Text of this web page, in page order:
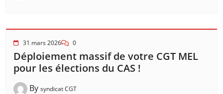
31 mars 2026 0
Déploiement massif de votre CGT MEL
pour les élections du CAS !
By syndicat CGT